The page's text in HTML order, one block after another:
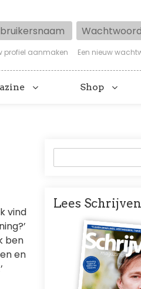
Wachtwoord
profiel aanmaken Een nieuw
Shop
vind
ben
en
Lees
Afbeelding